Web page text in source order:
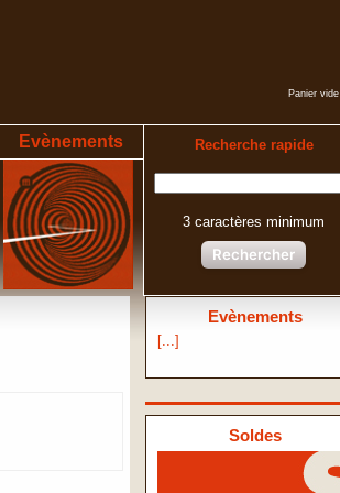
Panier vide
Evènements Recherche rapide
3 caractères minimum
Rechercher
Evènements
[...]
Soldes